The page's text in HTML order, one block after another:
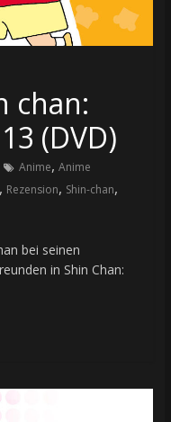
chan:
(DVD)
Anime, Anime
, Rezension, Shin-chan,
bei seinen
in Shin Chan: